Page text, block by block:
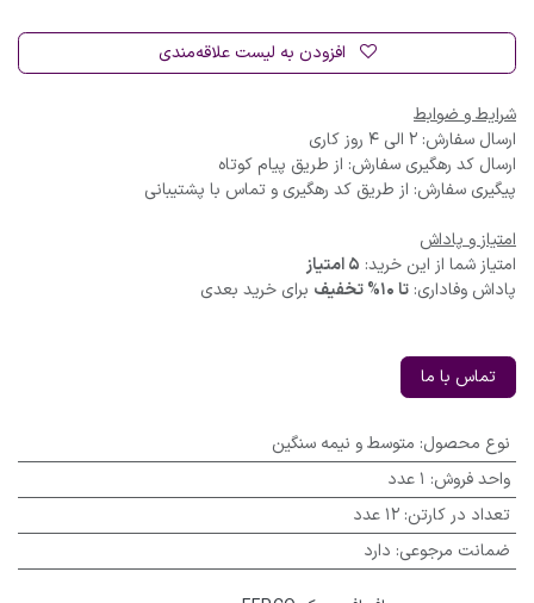
افزودن به لیست علاقه‌مندی
شرایط و ضوابط
ارسال سفارش: 2 الی 4 روز کاری
ارسال کد رهگیری سفارش: از طریق پیام کوتاه
پیگیری سفارش: از طریق کد رهگیری و تماس با پشتیبانی
امتیاز و پاداش
امتیاز شما از این خرید: 5 امتیاز
پاداش وفاداری: تا 10% تخفیف برای خرید بعدی
تماس با ما
نوع محصول: متوسط و نیمه سنگین
واحد فروش: 1 عدد
تعداد در کارتن: 12 عدد
ضمانت مرجوعی: دارد